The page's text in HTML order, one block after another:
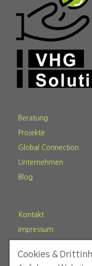
Beratung
Projekte
Global Connection
Unternehmen
Blog
Kontakt
Impressum
Cookies &